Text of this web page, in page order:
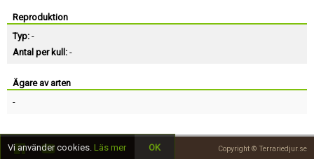
Reproduktion
Typ: -
Antal per kull: -
Ägare av arten
-
Copyright © Terrariedjur.se
Vi använder cookies. Läs mer OK